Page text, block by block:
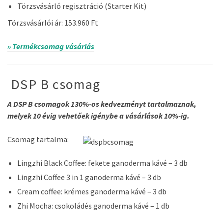
Törzsvásárló regisztráció (Starter Kit)
Törzsvásárlói ár: 153.960 Ft
» Termékcsomag vásárlás
DSP B csomag
A DSP B csomagok 130%-os kedvezményt tartalmaznak,
melyek 10 évig vehetőek igénybe a vásárlások 10%-ig.
Csomag tartalma:
Lingzhi Black Coffee: fekete ganoderma kávé – 3 db
Lingzhi Coffee 3 in 1 ganoderma kávé – 3 db
Cream coffee: krémes ganoderma kávé – 3 db
Zhi Mocha: csokoládés ganoderma kávé – 1 db